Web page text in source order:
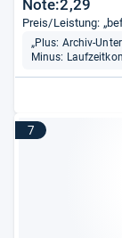
Note:2,29
Preis/Leistung:
„Plus: Archiv-
Minus:
7